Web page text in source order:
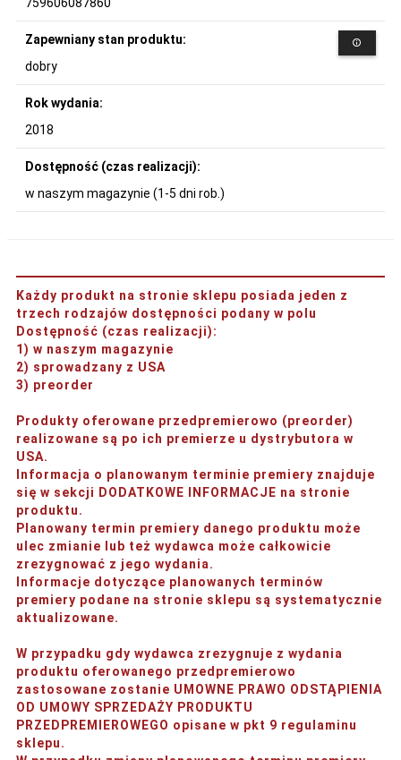
Zapewniany stan produktu:
dobry
Rok wydania:
2018
Dostępność (czas realizacji):
w naszym magazynie (1-5 dni rob.)
Każdy produkt na stronie sklepu posiada jeden z
trzech rodzajów dostępności podany w polu
Dostępność (czas realizacji):
1) w naszym magazynie
2) sprowadzany z USA
3) preorder
Produkty oferowane przedpremierowo (preorder)
realizowane są po ich premierze u dystrybutora w
USA.
Informacja o planowanym terminie premiery znajduje
się w sekcji DODATKOWE INFORMACJE na stronie
produktu.
Planowany termin premiery danego produktu może
ulec zmianie lub też wydawca może całkowicie
zrezygnować z jego wydania.
Informacje dotyczące planowanych terminów
premiery podane na stronie sklepu są systematycznie
aktualizowane.
W przypadku gdy wydawca zrezygnuje z wydania
produktu oferowanego przedpremierowo
zastosowane zostanie UMOWNE PRAWO ODSTĄPIENIA
OD UMOWY SPRZEDAŻY PRODUKTU
PRZEDPREMIEROWEGO opisane w pkt 9 regulaminu
sklepu.